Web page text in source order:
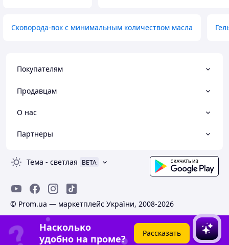
Сковорода-вок с минимальным количеством масла
Покупателям
Продавцам
О нас
Партнеры
Тема - светлая BETA
© Prom.ua — маркетплейс України, 2008-2026
Насколько
удобно на проме?
Рассказать